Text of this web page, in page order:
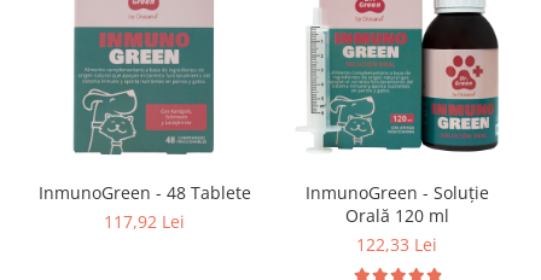
InmunoGreen - 48 Tablete
117,92 Lei
InmunoGreen - Soluție
Orală 120 ml
122,33 Lei